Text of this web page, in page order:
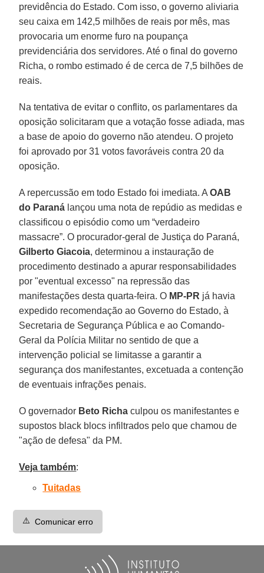
previdência do Estado. Com isso, o governo aliviaria
seu caixa em 142,5 milhões de reais por mês, mas
provocaria um enorme furo na poupança
previdenciária dos servidores. Até o final do governo
Richa, o rombo estimado é de cerca de 7,5 bilhões de
reais.
Na tentativa de evitar o conflito, os parlamentares da
oposição solicitaram que a votação fosse adiada, mas
a base de apoio do governo não atendeu. O projeto
foi aprovado por 31 votos favoráveis contra 20 da
oposição.
A repercussão em todo Estado foi imediata. AOAB
do Paraná lançou uma nota de repúdio as medidas e
classificou o episódio como um “verdadeiro
massacre”. O procurador-geral de Justiça do Paraná,
Gilberto Giacoia, determinou a instauração de
procedimento destinado a apurar responsabilidades
por "eventual excesso" na repressão das
manifestações desta quarta-feira. O MP-PR já havia
expedido recomendação ao Governo do Estado, à
Secretaria de Segurança Pública e ao Comando-
Geral da Polícia Militar no sentido de que a
intervenção policial se limitasse a garantir a
segurança dos manifestantes, excetuada a contenção
de eventuais infrações penais.
O governador Beto Richa culpou os manifestantes e
supostos black blocs infiltrados pelo que chamou de
"ação de defesa" da PM.
Veja também:
Tuitadas
⚠️ Comunicar erro